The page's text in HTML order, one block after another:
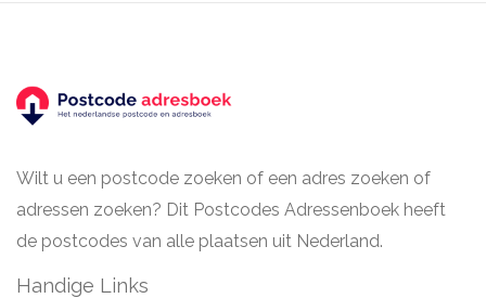
Wilt u een postcode zoeken of een adres zoeken of
adressen zoeken? Dit Postcodes Adressenboek heeft
de postcodes van alle plaatsen uit Nederland.
Handige Links